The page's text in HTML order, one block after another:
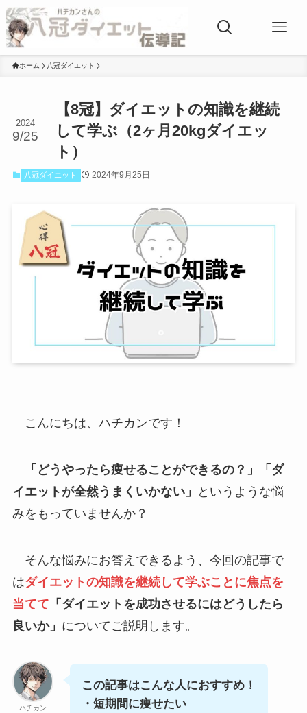
ホーム 八冠ダイエット
【8冠】ダイエットの知識を継続
して学ぶ（2ヶ月20kgダイエッ
ト）
2024
9/25
八冠ダイエット 2024年9月25日
こんにちは、ハチカンです！
「どうやったら痩せることができるの？」「ダ
イエットが全然うまくいかない」
というような悩
みをもっていませんか？
そんな悩みにお答えできるよう、今回の記事で
はダイエットの知識を継続して学ぶことに焦点を
当てて 「ダイエットを成功させるにはどうしたら
良いか」 についてご説明します。
ハチカン
この記事はこんな人におすすめ！
・短期間に痩せたい